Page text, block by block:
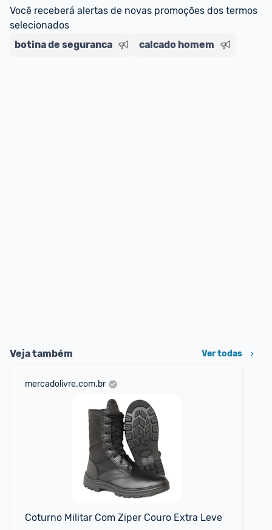
Você receberá alertas de novas promoções dos termos
selecionados
botina de seguranca
calcado homem
Veja também Ver todas
mercadolivre.com.br
Coturno Militar Com Ziper Couro Extra Leve